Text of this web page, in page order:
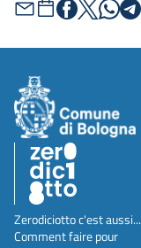
Zerodiciotto c'est aussi...
Comment faire pour